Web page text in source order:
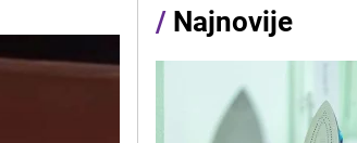
/ Najnovije